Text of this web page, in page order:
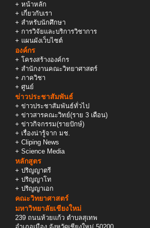
+ หน้าหลัก
+ เกี่ยวกับเรา
+ สำหรับนักศึกษา
+ การวิจัยและบริการวิชาการ
+ แผนผังเว็บไซต์
องค์กร
+ โครงสร้างองค์กร
+ สำนักงานคณะวิทยาศาสตร์
+ ภาควิชา
+ ศูนย์
ข่าวประชาสัมพันธ์
+ ข่าวประชาสัมพันธ์ทั่วไป
+ ข่าวสารคณะวิทย์(ราย 3 เดือน)
+ ข่าวกิจกรรม(รายปักษ์)
+ เรื่องน่ารู้จาก มช.
+ Cliping News
+ Science Media
หลักสูตร
+ ปริญญาตรี
+ ปริญญาโท
+ ปริญญาเอก
คณะวิทยาศาสตร์
มหาวิทยาลัยเชียงใหม่
239 ถนนห้วยแก้ว ตำบลสุเทพ